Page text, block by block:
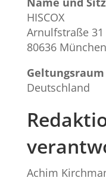
HISCOX
Arnulfstraße 31
80636 München
Deutschland
Achim